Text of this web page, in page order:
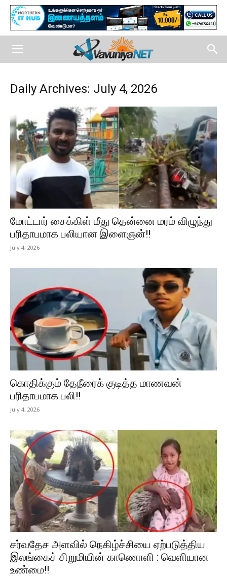
Daily Archives: July 4, 2026
மோட்டார் சைக்கிள் மீது தென்னை மரம் விழுந்து
பரிதாபமாக பலியான இளைஞன்!!
July 4, 2026
கொதிக்கும் தேநீரைக் குடித்த மாணவன்
பரிதாபமாக பலி!!
July 4, 2026
சர்வதேச அளவில் நெகிழ்ச்சியை ஏற்படுத்திய
இலங்கைச் சிறுமியின் காணொளி : வெளியான
உண்மை!!